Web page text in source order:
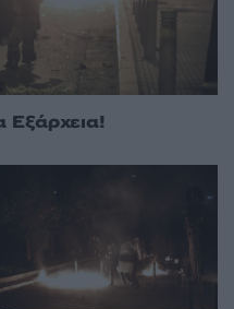
Εξάρχεια!